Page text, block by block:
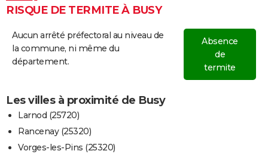
RISQUE DE TERMITE À BUSY
Aucun arrêté préfectoral au niveau de
la commune, ni même du
département.
Absence
de
termite
Les villes à proximité de Busy
Larnod (25720)
Rancenay (25320)
Vorges-les-Pins (25320)